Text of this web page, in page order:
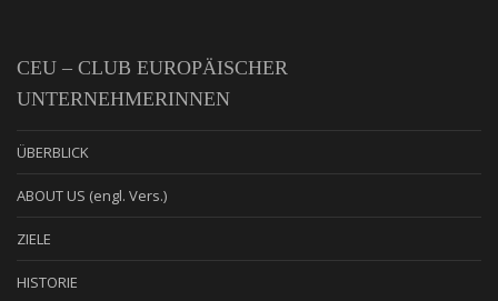
CEU – CLUB EUROPÄISCHER
UNTERNEHMERINNEN
ÜBERBLICK
ABOUT US (engl. Vers.)
ZIELE
HISTORIE